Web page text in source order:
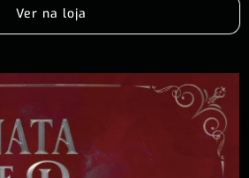
Ver na loja